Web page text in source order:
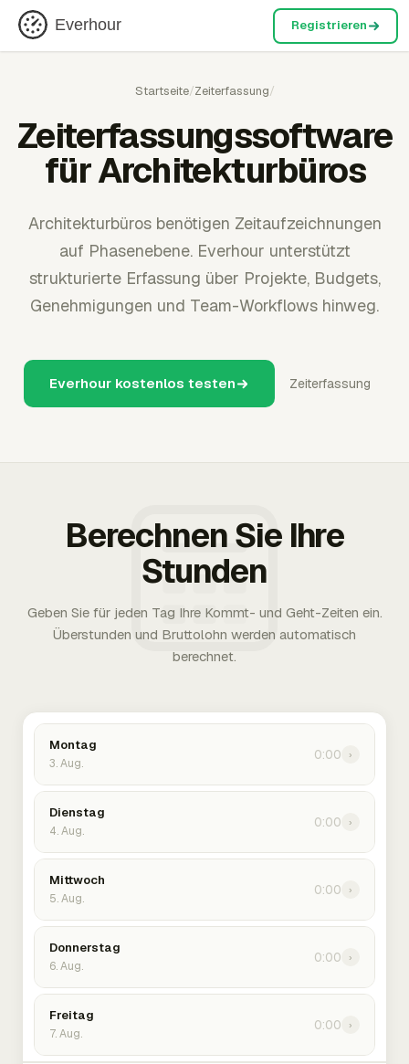
Everhour Registrieren
Startseite/Zeiterfassung/
Zeiterfassungssoftware
für Architekturbüros
Architekturbüros benötigen Zeitaufzeichnungen
auf Phasenebene. Everhour unterstützt
strukturierte Erfassung über Projekte, Budgets,
Genehmigungen und Team-Workflows hinweg.
Everhour kostenlos testen Zeiterfassung
Berechnen Sie Ihre
Stunden
Geben Sie für jeden Tag Ihre Kommt- und Geht-Zeiten ein.
Überstunden und Bruttolohn werden automatisch
berechnet.
Montag
3. Aug.
0:00 ›
Dienstag
4. Aug.
0:00 ›
Mittwoch
5. Aug.
0:00 ›
Donnerstag
6. Aug.
0:00 ›
Freitag
7. Aug.
0:00 ›